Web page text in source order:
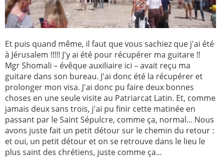
Et puis quand même, il faut que vous sachiez que j'ai été
à Jérusalem !!!!! J'y ai été pour récupérer ma guitare !!
Mgr Shomali – évêque auxiliaire ici – avait reçu ma
guitare dans son bureau. J'ai donc été la récupérer et
prolonger mon visa. J'ai donc pu faire deux bonnes
choses en une seule visite au Patriarcat Latin. Et, comme
jamais deux sans trois, j'ai pu finir cette matinée en
passant par le Saint Sépulcre, comme ça, normal... Nous
avons juste fait un petit détour sur le chemin du retour :
et oui, un petit détour et on se retrouve dans le lieu le
plus saint des chrétiens, juste comme ça...